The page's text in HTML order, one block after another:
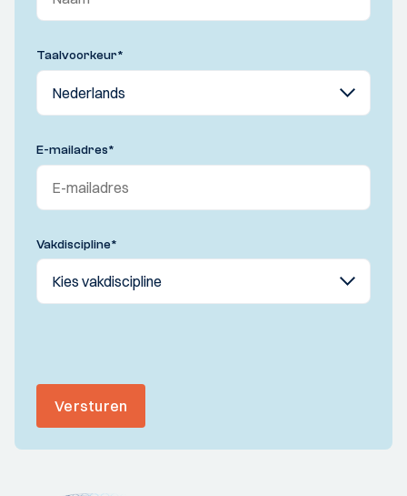
Taalvoorkeur*
E-mailadres*
Vakdiscipline*
Versturen